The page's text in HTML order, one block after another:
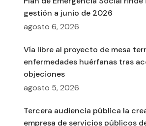
gestión a junio de 2026
agosto 6, 2026
Vía libre al proyecto de mesa
enfermedades huérfanas tras
objeciones
agosto 5, 2026
Tercera audiencia pública la
empresa de servicios públicos